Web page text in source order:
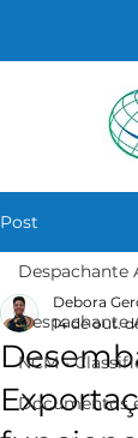
Post
Despachante
NCM -
Documentos
Despachante
Debora
14 de out.